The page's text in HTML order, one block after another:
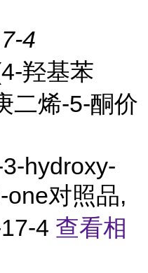
4
羟基苯
二烯-5-酮价
hydroxy-
one对照品,
4 查看相